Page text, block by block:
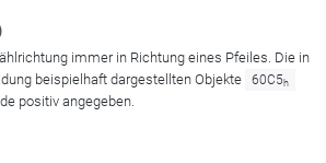
immer in Richtung eines Pfeiles. Die in
beispielhaft dargestellten Objekte
60C5 h
positiv angegeben.